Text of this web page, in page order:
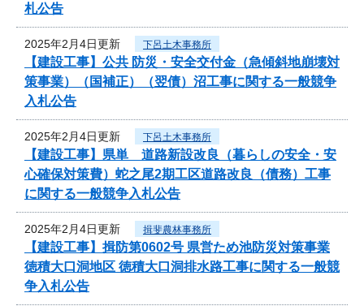
札公告
2025年2月4日更新 下呂土木事務所
【建設工事】公共 防災・安全交付金（急傾斜地崩壊対
策事業）（国補正）（翌債）沼工事に関する一般競争
入札公告
2025年2月4日更新 下呂土木事務所
【建設工事】県単 道路新設改良（暮らしの安全・安
心確保対策費）蛇之尾2期工区道路改良（債務）工事
に関する一般競争入札公告
2025年2月4日更新 揖斐農林事務所
【建設工事】揖防第0602号 県営ため池防災対策事業
徳積大口洞地区 徳積大口洞排水路工事に関する一般競
争入札公告